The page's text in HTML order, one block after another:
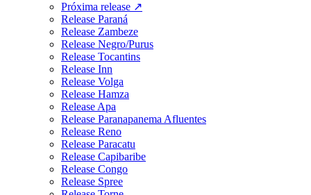
Próxima release ↗
Release Paraná
Release Zambeze
Release Negro/Purus
Release Tocantins
Release Inn
Release Volga
Release Hamza
Release Apa
Release Paranapanema Afluentes
Release Reno
Release Paracatu
Release Capibaribe
Release Congo
Release Spree